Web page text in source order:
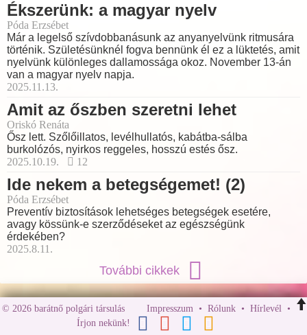
Ékszerünk: a magyar nyelv
Póda Erzsébet
Már a legelső szívdobbanásunk az anyanyelvünk ritmusára
történik. Születésünknél fogva bennünk él ez a lüktetés, amit
nyelvünk különleges dallamossága okoz. November 13-án
van a magyar nyelv napja.
2025.11.13.
Amit az őszben szeretni lehet
Oriskó Renáta
Ősz lett. Szőlőillatos, levélhullatós, kabátba-sálba
burkolózós, nyirkos reggeles, hosszú estés ősz.
2025.10.19.
12
Ide nekem a betegségemet! (2)
Póda Erzsébet
Preventív biztosítások lehetséges betegségek esetére,
avagy kössünk-e szerződéseket az egészségünk
érdekében?
2025.8.11.
További cikkek
© 2026 barátnő polgári társulás Impresszum• Rólunk• Hírlevél•
Írjon nekünk!